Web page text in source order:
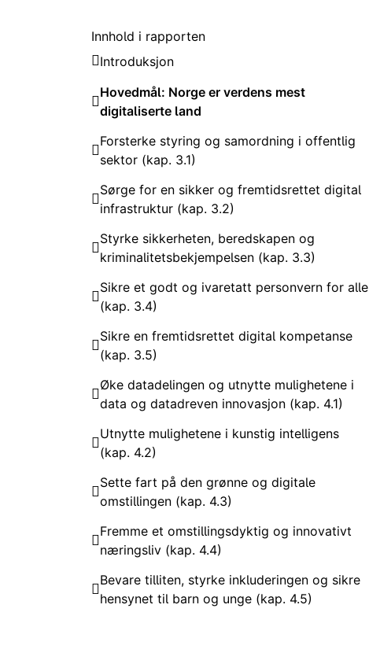
Innhold i rapporten
Introduksjon
Hovedmål: Norge er verdens mest
digitaliserte land
Forsterke styring og samordning i offentlig
sektor (kap. 3.1)
Sørge for en sikker og fremtidsrettet digital
infrastruktur (kap. 3.2)
Styrke sikkerheten, beredskapen og
kriminalitetsbekjempelsen (kap. 3.3)
Sikre et godt og ivaretatt personvern for alle
(kap. 3.4)
Sikre en fremtidsrettet digital kompetanse
(kap. 3.5)
Øke datadelingen og utnytte mulighetene i
data og datadreven innovasjon (kap. 4.1)
Utnytte mulighetene i kunstig intelligens
(kap. 4.2)
Sette fart på den grønne og digitale
omstillingen (kap. 4.3)
Fremme et omstillingsdyktig og innovativt
næringsliv (kap. 4.4)
Bevare tilliten, styrke inkluderingen og sikre
hensynet til barn og unge (kap. 4.5)